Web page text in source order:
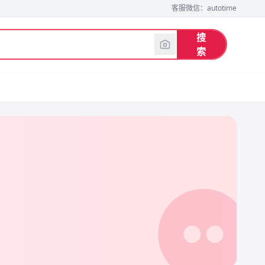
客服微信：autotime
搜
索